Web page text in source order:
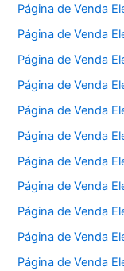
Página de Venda
Página de Venda
Página de Venda
Página de Venda
Página de Venda
Página de Venda
Página de Venda
Página de Venda
Página de Venda
Página de Venda
Página de Venda